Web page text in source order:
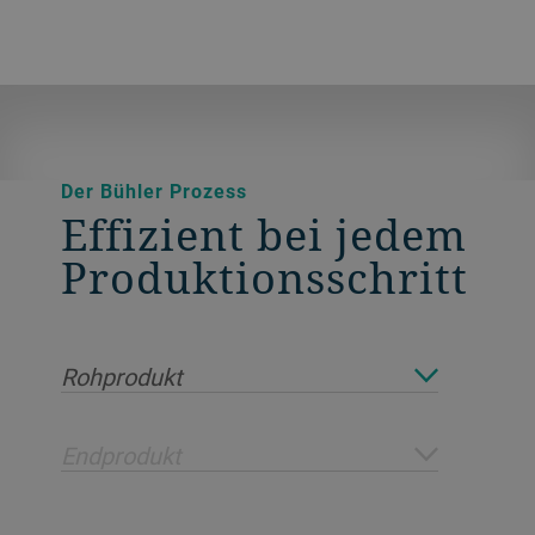
Der Bühler Prozess
Effizient bei jedem
Produktionsschritt
Rohprodukt